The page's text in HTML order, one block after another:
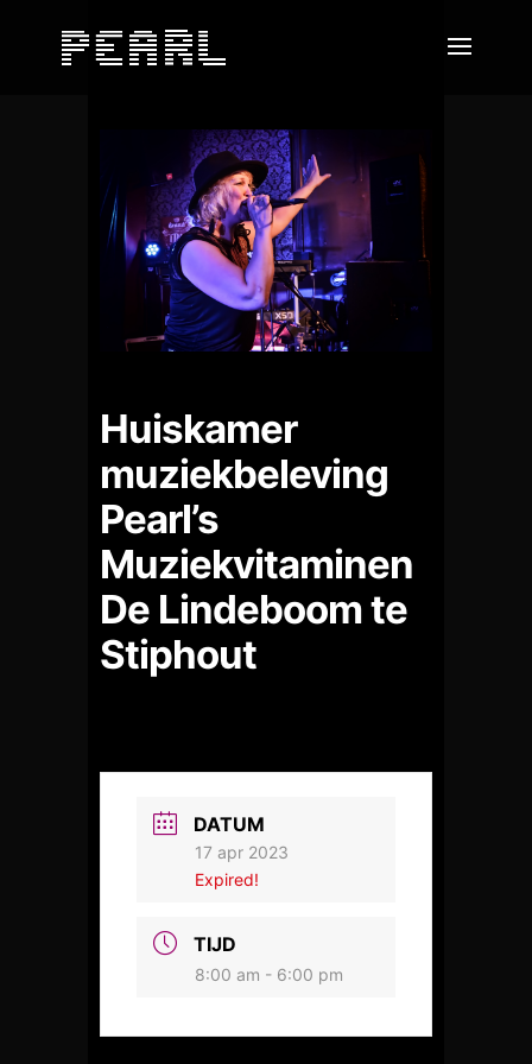
Huiskamer
muziekbeleving
Pearl’s
Muziekvitaminen
De Lindeboom te
Stiphout
DATUM
17 apr 2023
Expired!
TIJD
8:00 am - 6:00 pm